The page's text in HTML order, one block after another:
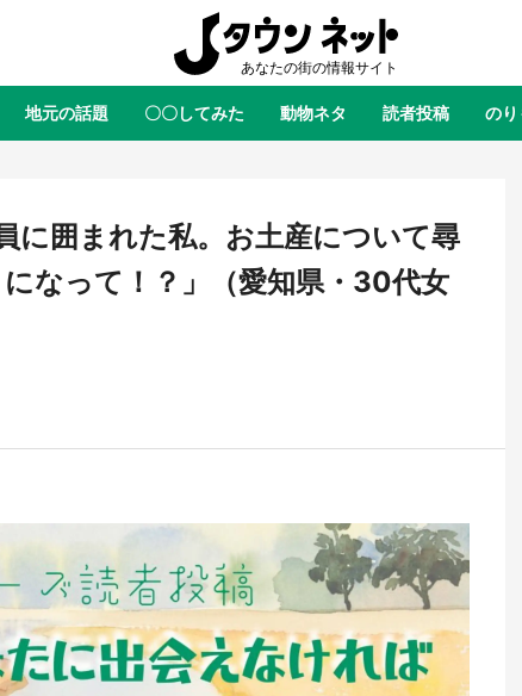
全国 全国
東北 青森 岩手 宮城
関東 茨城 栃木 群馬
佐賀 長崎
地元の話題 〇〇してみた 動物ネタ 読者投稿 の
絶景 あの時はありがとう 物語がはじまる町へ
本邦初公開の「猫猫像」も【8
舗「鐘崎」コラボで限定グッズも
／1～31】
もっとみる
に囲まれた私。お土産について尋
なって！？」（愛知県・30代女